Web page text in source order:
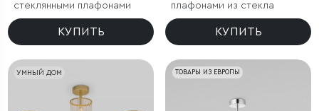
стеклянными плафонами
КУПИТЬ
плафонами из стекла
КУПИТЬ
УМНЫЙ ДОМ ТОВАРЫ ИЗ ЕВРОПЫ